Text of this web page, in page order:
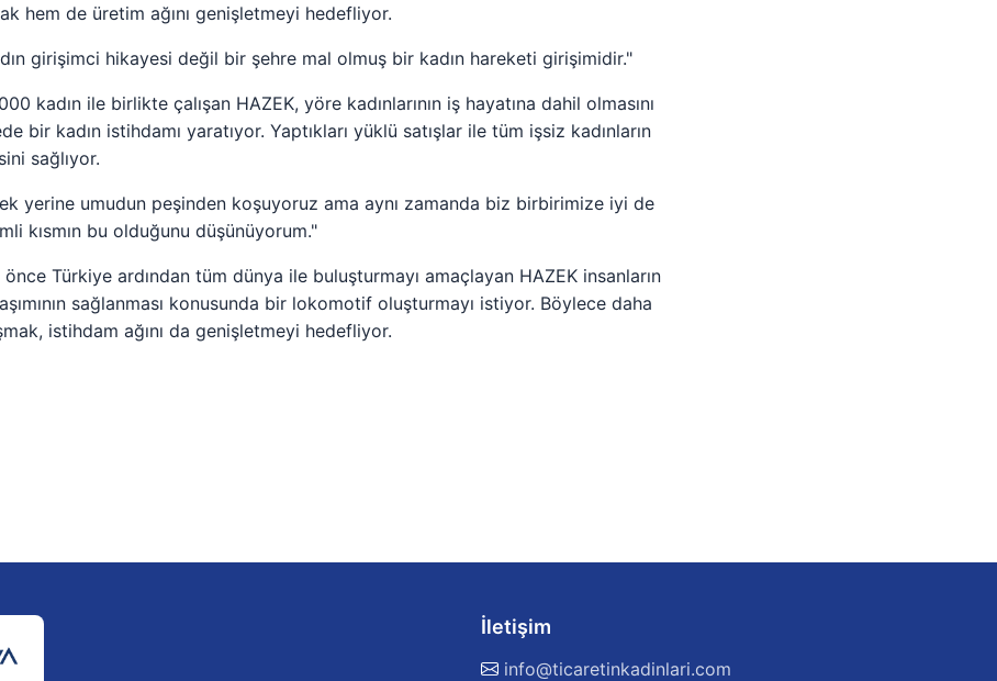
hem de üretim ağını genişletmeyi hedefliyor.
girişimci hikayesi değil bir şehre mal olmuş bir kadın hareketi girişimidir."
kadın ile birlikte çalışan HAZEK, yöre kadınlarının iş hayatına dahil olmasını
bir kadın istihdamı yaratıyor. Yaptıkları yüklü satışlar ile tüm işsiz kadınların
sağlıyor.
yerine umudun peşinden koşuyoruz ama aynı zamanda biz birbirimize iyi de
kısmın bu olduğunu düşünüyorum."
Türkiye ardından tüm dünya ile buluşturmayı amaçlayan HAZEK insanların
sağlanması konusunda bir lokomotif oluşturmayı istiyor. Böylece daha
istihdam ağını da genişletmeyi hedefliyor.
İletişim
info@ticaretinkadinlari.com